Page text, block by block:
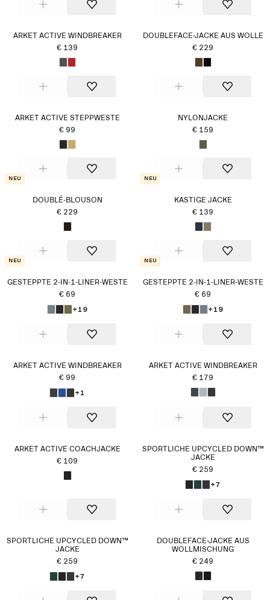
ARKET ACTIVE WINDBREAKER
€ 139
DOUBLEFACE-JACKE AUS WOLLE
€ 229
ARKET ACTIVE STEPPWESTE
€ 99
NYLONJACKE
€ 159
Neu
DOUBLÉ-BLOUSON
€ 229
Neu
KASTIGE JACKE
€ 139
Neu
GESTEPPTE 2-IN-1-LINER-WESTE
€ 69
+19
Neu
GESTEPPTE 2-IN-1-LINER-WESTE
€ 69
+19
ARKET ACTIVE WINDBREAKER
€ 99
+1
ARKET ACTIVE WINDBREAKER
€ 179
ARKET ACTIVE COACHJACKE
€ 109
SPORTLICHE UPCYCLED DOWN™
JACKE
€ 259
+7
SPORTLICHE UPCYCLED DOWN™
JACKE
€ 259
+7
DOUBLEFACE-JACKE AUS
WOLLMISCHUNG
€ 249